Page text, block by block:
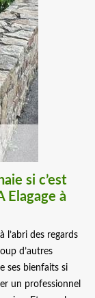
si c’est
Elagage à
l’abri des regards
d’autres
ses bienfaits si
un professionnel